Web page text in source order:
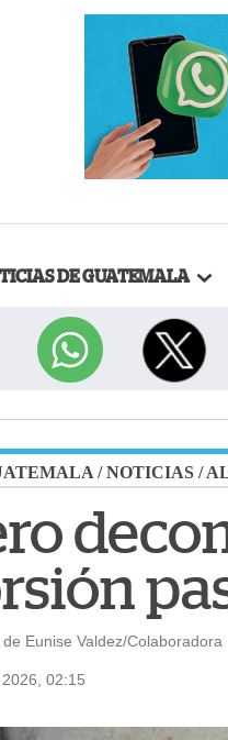
DE GUATEMALA
/NOTICIAS /
Eunise Valdez/Colaboradora
02:15